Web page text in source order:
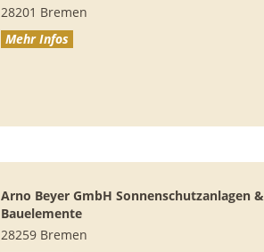
28201 Bremen
Mehr Infos
Arno Beyer GmbH Sonnenschutzanlagen &
Bauelemente
28259 Bremen